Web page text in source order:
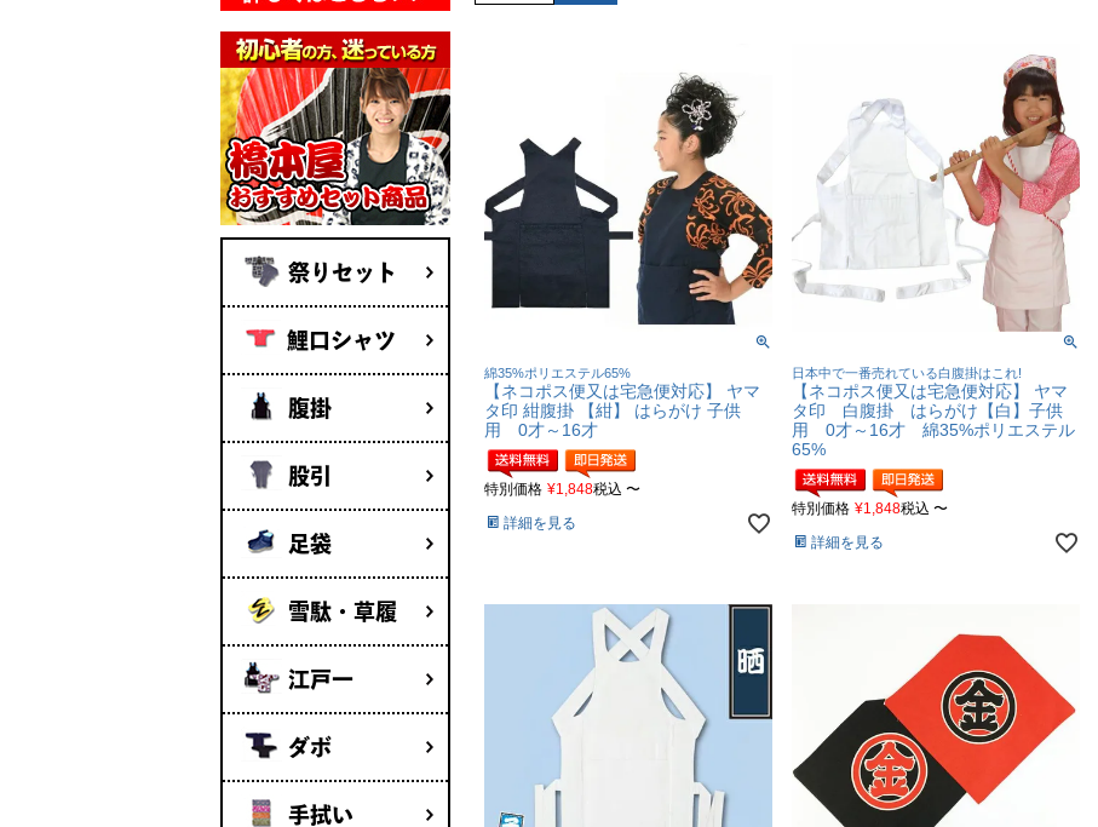
祭りセット
鯉口シャツ
腹掛
股引
足袋
雪駄・草履
江戸一
ダボ
手拭い
綿35%ポリエステル65%
【ネコポス便又は宅急便対応】 ヤマ
タ印 紺腹掛 【紺】 はらがけ 子供
用 0才～16才
特別価格 ¥1,848税込 〜
詳細を見る
日本中で一番売れている白腹掛はこれ!
【ネコポス便又は宅急便対応】 ヤマ
タ印 白腹掛 はらがけ【白】子供
用 0才～16才 綿35%ポリエステル
65%
特別価格 ¥1,848税込 〜
詳細を見る